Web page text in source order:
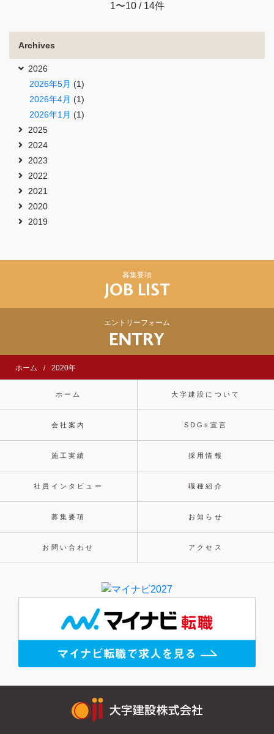
1〜10/ 14件
Archives
2026
2026年5月 (1)
2026年4月 (1)
2026年1月 (1)
2025
2024
2023
2022
2021
2020
2019
募集要項
エントリーフォーム
ホーム 2020年
ホーム 大字建設について
会社案内 SDGs宣言
施工実績 採用情報
社員インタビュー 職種紹介
募集要項 お知らせ
お問い合わせ アクセス